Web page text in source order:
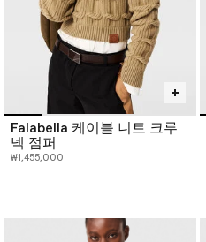
Falabella 케이블 니트 크루
넥 점퍼
₩1,455,000